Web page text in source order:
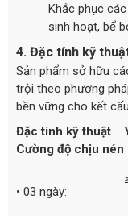
Khắc phục
sinh hoạt, bể
4. Đặc tính kỹ
Sản phẩm sở hữu
trội theo phương
bền vững cho kết
Đặc tính kỹ thuật
Cường độ chịu nén
• 03 ngày: